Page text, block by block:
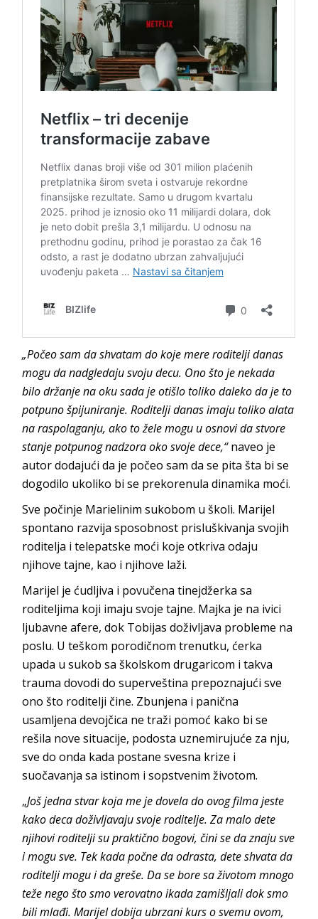
„Počeo sam da shvatam do koje mere roditelji danas
mogu da nadgledaju svoju decu. Ono što je nekada
bilo držanje na oku sada je otišlo toliko daleko da je to
potpuno špijuniranje. Roditelji danas imaju toliko alata
na raspolaganju, ako to žele mogu u osnovi da stvore
stanje potpunog nadzora oko svoje dece,“naveo je
autor dodajući da je počeo sam da se pita šta bi se
dogodilo ukoliko bi se prekorenula dinamika moći.
Sve počinje Marielinim sukobom u školi. Marijel
spontano razvija sposobnost prisluškivanja svojih
roditelja i telepatske moći koje otkriva odaju
njihove tajne, kao i njihove laži.
Marijel je ćudljiva i povučena tinejdžerka sa
roditeljima koji imaju svoje tajne. Majka je na ivici
ljubavne afere, dok Tobijas doživljava probleme na
poslu. U teškom porodičnom trenutku, ćerka
upada u sukob sa školskom drugaricom i takva
trauma dovodi do superveština prepoznajući sve
ono što roditelji čine. Zbunjena i panična
usamljena devojčica ne traži pomoć kako bi se
rešila nove situacije, podosta uznemirujuće za nju,
sve do onda kada postane svesna krize i
suočavanja sa istinom i sopstvenim životom.
„Još jedna stvar koja me je dovela do ovog filma jeste
kako deca doživljavaju svoje roditelje. Za malo dete
njihovi roditelji su praktično bogovi, čini se da znaju sve
i mogu sve. Tek kada počne da odrasta, dete shvata da
roditelji mogu i da greše. Da se bore sa životom mnogo
teže nego što smo verovatno ikada zamišljali dok smo
bili mlađi. Marijel dobija ubrzani kurs o svemu ovom,